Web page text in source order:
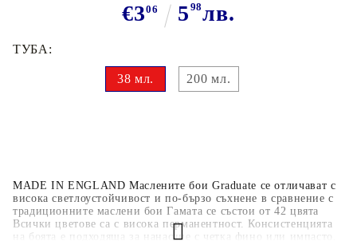
€306 5 98лв.
MADE IN ENGLAND Маслените бои Graduate се отличават с
висока светлоустойчивост и по-бързо съхнене в сравнение с
традиционните маслени бои Гамата се състои от 42 цвята
Всички цветове са с висока перманентност. Консистенцията
на боята е подходяща за нанасяне с четка фино или импасто.
ТУБА:
38 мл. 200 мл.